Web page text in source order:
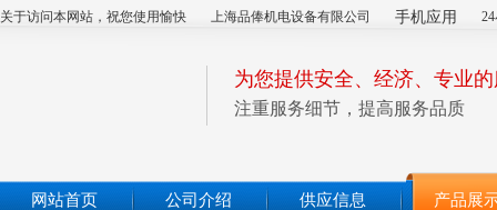
关于访问本网站，祝您使用愉快 上海品俸机电设备有限公司 手机应用
为您提供安全、经济、专业
注重服务细节，提高服务品质
网站首页 公司介绍 供应信息 产品展